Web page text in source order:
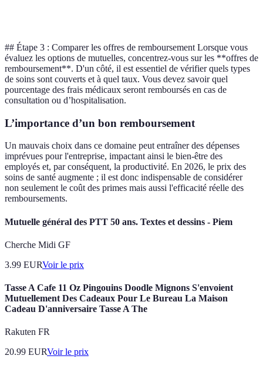
## Étape 3 : Comparer les offres de remboursement Lorsque vous
évaluez les options de mutuelles, concentrez-vous sur les **offres de
remboursement**. D'un côté, il est essentiel de vérifier quels types
de soins sont couverts et à quel taux. Vous devez savoir quel
pourcentage des frais médicaux seront remboursés en cas de
consultation ou d’hospitalisation.
L’importance d’un bon remboursement
Un mauvais choix dans ce domaine peut entraîner des dépenses
imprévues pour l'entreprise, impactant ainsi le bien-être des
employés et, par conséquent, la productivité. En 2026, le prix des
soins de santé augmente ; il est donc indispensable de considérer
non seulement le coût des primes mais aussi l'efficacité réelle des
remboursements.
Mutuelle général des PTT 50 ans. Textes et dessins - Piem
Cherche Midi GF
3.99 EURVoir le prix
Tasse A Cafe 11 Oz Pingouins Doodle Mignons S'envoient
Mutuellement Des Cadeaux Pour Le Bureau La Maison
Cadeau D'anniversaire Tasse A The
Rakuten FR
20.99 EURVoir le prix